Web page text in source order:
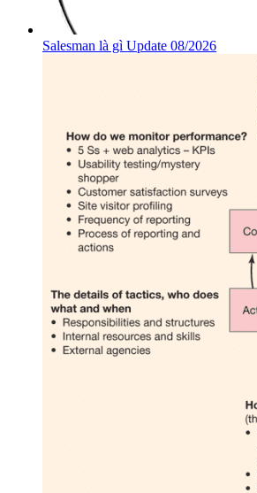
Salesman là gì Update 08/2026